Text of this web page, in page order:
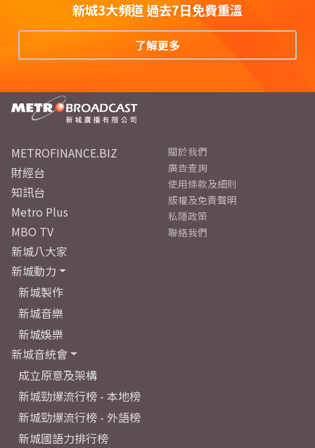
新城3大頻道 過去7日免費重溫
了解更多
METROFINANCE.BIZ
財經台
知訊台
Metro Plus
MBO TV
新城八大家
新城動力
新城製作
新城音樂
新城娛樂
新城音統會
成立原意及架構
新城勁爆流行榜 - 本地榜
新城勁爆流行榜 - 外語榜
新城國語力排行榜
關於我們
廣告查詢
使用條款及細則
版權及免責聲明
私隱政策
聯絡我們